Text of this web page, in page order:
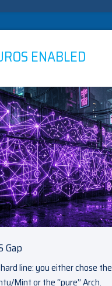
ENABLED
MEISTER
Gap
line: you either chose the
Mint or the “pure” Arch.